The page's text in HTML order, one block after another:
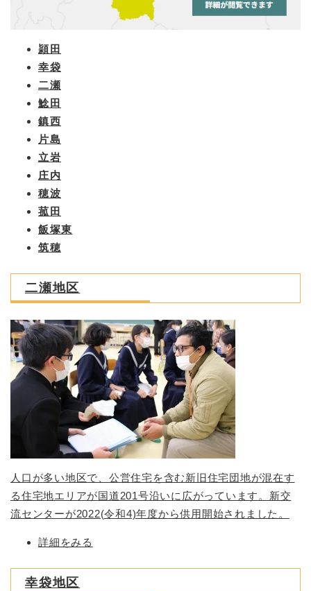
頴田
幸袋
二瀬
鯰田
鎮西
片島
立岩
庄内
穂波
菰田
飯塚東
筑穂
二瀬地区
人口が多い地区で、公営住宅を含む新旧住宅団地が混在す
る住宅地エリアが国道201号沿いに広がっています。新交
流センターが2022(令和4)年度から供用開始されました。
詳細をみる
幸袋地区